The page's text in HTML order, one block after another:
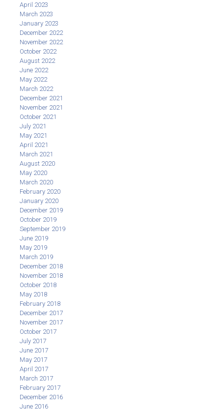
April 2023
March 2023
January 2023
December 2022
November 2022
October 2022
August 2022
June 2022
May 2022
March 2022
December 2021
November 2021
October 2021
July 2021
May 2021
April 2021
March 2021
August 2020
May 2020
March 2020
February 2020
January 2020
December 2019
October 2019
September 2019
June 2019
May 2019
March 2019
December 2018
November 2018
October 2018
May 2018
February 2018
December 2017
November 2017
October 2017
July 2017
June 2017
May 2017
April 2017
March 2017
February 2017
December 2016
June 2016